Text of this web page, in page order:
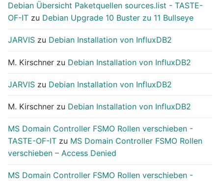
Debian Übersicht Paketquellen sources.list - TASTE-
OF-IT zu Debian Upgrade 10 Buster zu 11 Bullseye
JARVIS zu Debian Installation von InfluxDB2
M. Kirschner zu Debian Installation von InfluxDB2
JARVIS zu Debian Installation von InfluxDB2
M. Kirschner zu Debian Installation von InfluxDB2
MS Domain Controller FSMO Rollen verschieben -
TASTE-OF-IT zu MS Domain Controller FSMO Rollen
verschieben – Access Denied
MS Domain Controller FSMO Rollen verschieben -